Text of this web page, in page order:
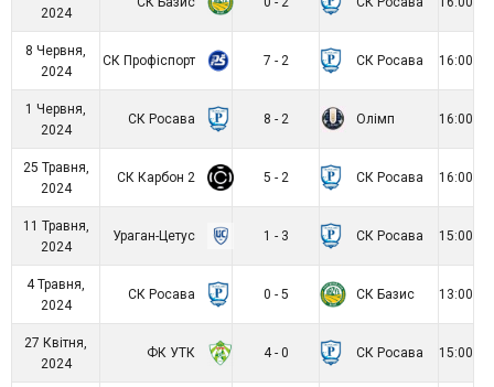
2024
8 Червня,
2024
СК Профіспорт 7 - 2 СК Росава 16:00
1 Червня,
2024
СК Росава 8 - 2 Олімп 16:00
25 Травня,
2024
СК Карбон 2 5 - 2 СК Росава 16:00
11 Травня,
2024
Ураган-Цетус 1 - 3 СК Росава 15:00
4 Травня,
2024
СК Росава 0 - 5 СК Базис 13:00
27 Квітня,
2024
ФК УТК 4 - 0 СК Росава 15:00